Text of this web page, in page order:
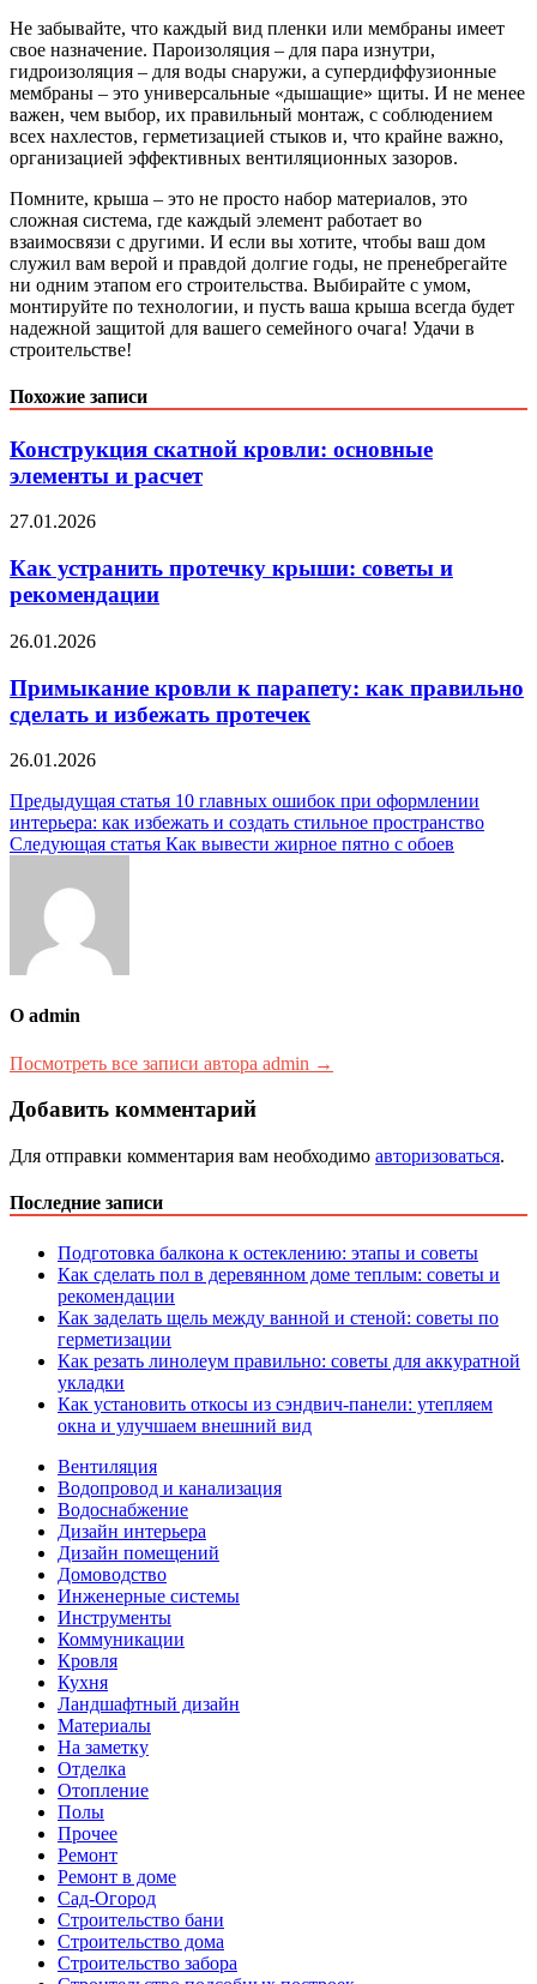
Не забывайте, что каждый вид пленки или мембраны имеет
свое назначение. Пароизоляция – для пара изнутри,
гидроизоляция – для воды снаружи, а супердиффузионные
мембраны – это универсальные «дышащие» щиты. И не менее
важен, чем выбор, их правильный монтаж, с соблюдением
всех нахлестов, герметизацией стыков и, что крайне важно,
организацией эффективных вентиляционных зазоров.
Помните, крыша – это не просто набор материалов, это
сложная система, где каждый элемент работает во
взаимосвязи с другими. И если вы хотите, чтобы ваш дом
служил вам верой и правдой долгие годы, не пренебрегайте
ни одним этапом его строительства. Выбирайте с умом,
монтируйте по технологии, и пусть ваша крыша всегда будет
надежной защитой для вашего семейного очага! Удачи в
строительстве!
Похожие записи
Конструкция скатной кровли: основные
элементы и расчет
27.01.2026
Как устранить протечку крыши: советы и
рекомендации
26.01.2026
Примыкание кровли к парапету: как правильно
сделать и избежать протечек
26.01.2026
Навигация
по
Предыдущая статья 10 главных ошибок при оформлении
интерьера: как избежать и создать стильное пространство
Следующая статья Как вывести жирное пятно с обоев
О admin
Посмотреть все записи автора admin →
Добавить комментарий
Для отправки комментария вам необходимо авторизоваться.
Последние записи
Подготовка балкона к остеклению: этапы и советы
Как сделать пол в деревянном доме теплым: советы и
рекомендации
Как заделать щель между ванной и стеной: советы по
герметизации
Как резать линолеум правильно: советы для аккуратной
укладки
Как установить откосы из сэндвич-панели: утепляем
окна и улучшаем внешний вид
Вентиляция
Водопровод и канализация
Водоснабжение
Дизайн интерьера
Дизайн помещений
Домоводство
Инженерные системы
Инструменты
Коммуникации
Кровля
Кухня
Ландшафтный дизайн
Материалы
На заметку
Отделка
Отопление
Полы
Прочее
Ремонт
Ремонт в доме
Сад-Огород
Строительство бани
Строительство дома
Строительство забора